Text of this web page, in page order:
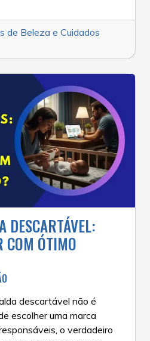
de Beleza e Cuidados
DESCARTÁVEL:
COM ÓTIMO
descartável não é
escolher uma marca
o verdadeiro